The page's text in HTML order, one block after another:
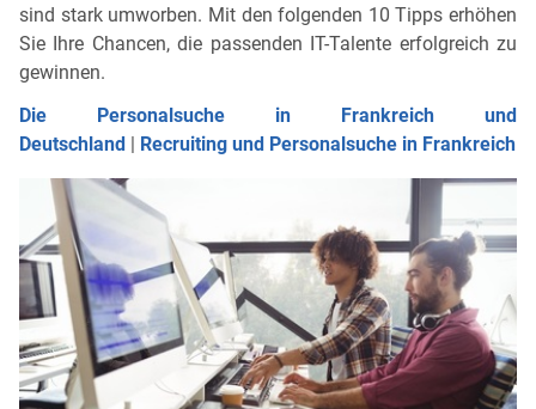
sind stark umworben. Mit den folgenden 10 Tipps erhöhen
Sie Ihre Chancen, die passenden IT-Talente erfolgreich zu
gewinnen.
Die Personalsuche in Frankreich und
Deutschland | Recruiting und Personalsuche in Frankreich